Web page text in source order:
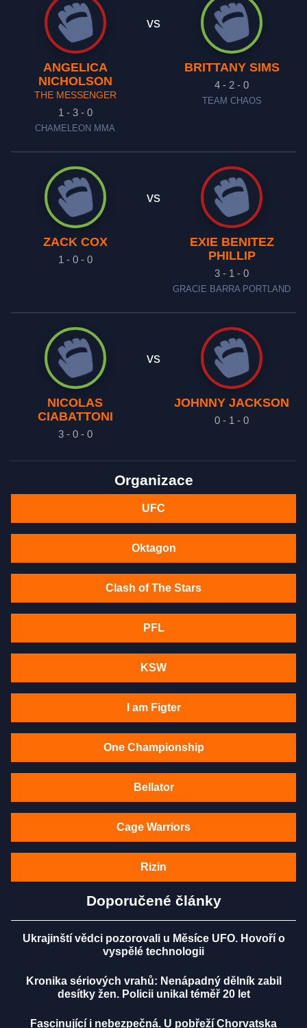
ANGELICA
NICHOLSON
THE MESSENGER
1 - 3 - 0
CHAMELEON MMA
vs
BRITTANY SIMS
4 - 2 - 0
TEAM CHAOS
ZACK COX
1 - 0 - 0
vs
EXIE BENITEZ
PHILLIP
3 - 1 - 0
GRACIE BARRA PORTLAND
NICOLAS
CIABATTONI
3 - 0 - 0
vs
JOHNNY JACKSON
0 - 1 - 0
Organizace
UFC
Oktagon
Clash of The Stars
PFL
KSW
I am Figter
One Championship
Bellator
Cage Warriors
Rizin
Doporučené články
Ukrajinští vědci pozorovali u Měsíce UFO. Hovoří o
vyspělé technologii
Kronika sériových vrahů: Nenápadný dělník zabil
desítky žen. Policii unikal téměř 20 let
Fascinující i nebezpečná. U pobřeží Chorvatska